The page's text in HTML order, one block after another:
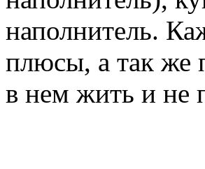
наполнитель.
плюсы, а так же
в нем жить и не